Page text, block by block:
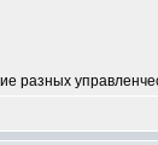
разных